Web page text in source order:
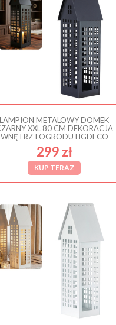
LAMPION METALOWY DOMEK
XXL 80 CM DEKORACJA
WNĘTRZ I OGRODU HGDECO
299 zł
KUP TERAZ